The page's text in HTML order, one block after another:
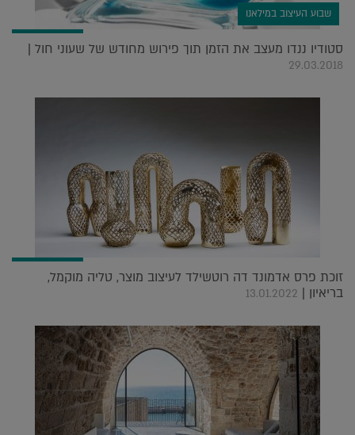
שבוע העיצוב במילאנו
סטודיו ננדו מעצב את הזמן תוך פירוש מחודש של שעוני חול |
29.03.2018
זוכת פרס אדמונד דה רוטשילד לעיצוב מוצר, טליה מוקמל,
בריאיון | 13.01.2022